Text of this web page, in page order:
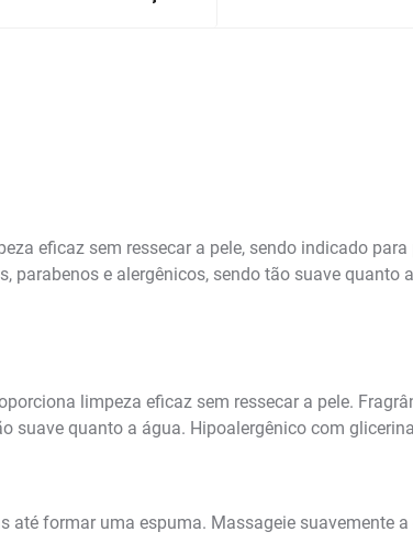
eficaz sem ressecar a pele, sendo indicado
parabenos e alergênicos, sendo tão suave
limpeza eficaz sem ressecar a pele.
suave quanto a água. Hipoalergênico com
até formar uma espuma. Massageie suavemente